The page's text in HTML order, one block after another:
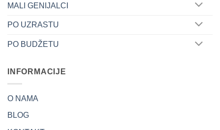
MALI GENIJALCI
PO UZRASTU
PO BUDŽETU
INFORMACIJE
O NAMA
BLOG